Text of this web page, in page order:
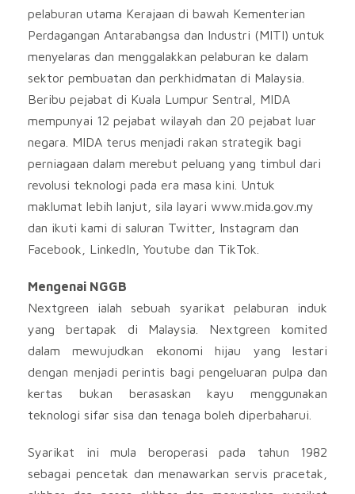
pelaburan utama Kerajaan di bawah Kementerian
Perdagangan Antarabangsa dan Industri (MITI) untuk
menyelaras dan menggalakkan pelaburan ke dalam
sektor pembuatan dan perkhidmatan di Malaysia.
Beribu pejabat di Kuala Lumpur Sentral, MIDA
mempunyai 12 pejabat wilayah dan 20 pejabat luar
negara. MIDA terus menjadi rakan strategik bagi
perniagaan dalam merebut peluang yang timbul dari
revolusi teknologi pada era masa kini. Untuk
maklumat lebih lanjut, sila layari www.mida.gov.my
dan ikuti kami di saluran Twitter, Instagram dan
Facebook, LinkedIn, Youtube dan TikTok.
Mengenai NGGB
Nextgreen ialah sebuah syarikat pelaburan induk
yang bertapak di Malaysia. Nextgreen komited
dalam mewujudkan ekonomi hijau yang lestari
dengan menjadi perintis bagi pengeluaran pulpa dan
kertas bukan berasaskan kayu menggunakan
teknologi sifar sisa dan tenaga boleh diperbaharui.
Syarikat ini mula beroperasi pada tahun 1982
sebagai pencetak dan menawarkan servis pracetak,